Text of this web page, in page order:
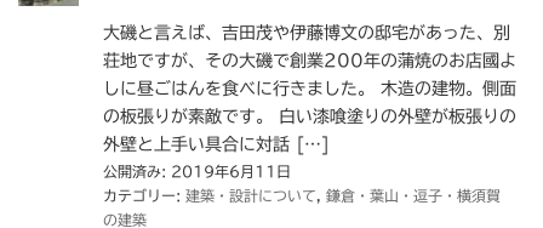
大磯と言えば、吉田茂や伊藤博文の邸宅があった、別
荘地ですが、その大磯で創業200年の蒲焼のお店國よ
しに昼ごはんを食べに行きました。 木造の建物。側面
の板張りが素敵です。 白い漆喰塗りの外壁が板張りの
外壁と上手い具合に対話 […]
公開済み: 2019年6月11日
カテゴリー: 建築・設計について
鎌倉・葉山・逗子・横須賀
の建築